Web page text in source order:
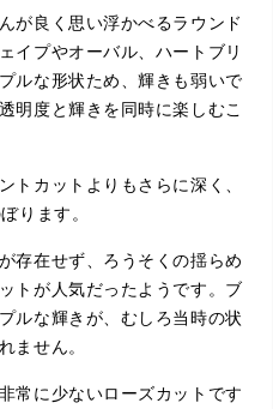
が良く思い浮かべるラウンド
イプやオーバル、ハートブリ
ルな形状ため、輝きも弱いで
明度と輝きを同時に楽しむこ
トカットよりもさらに深く、
ります。
存在せず、ろうそくの揺らめ
トが人気だったようです。ブ
ルな輝きが、むしろ当時の状
ません。
常に少ないローズカットです